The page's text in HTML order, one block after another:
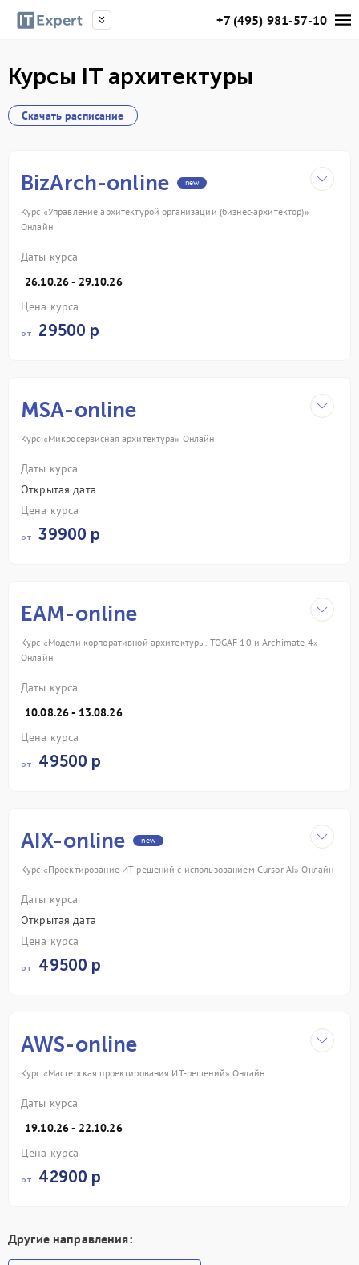
+7 (495) 981-57-10
Курсы IT архитектуры
Скачать расписание
BizArch-online new
Курс «Управление архитектурой организации (бизнес-архитектор)»
Онлайн
Даты курса
26.10.26 - 29.10.26
Цена курса
от 29500 р
MSA-online
Курс «Микросервисная архитектура» Онлайн
Даты курса
Открытая дата
Цена курса
от 39900 р
EAM-online
Курс «Модели корпоративной архитектуры. TOGAF 10 и Archimate 4»
Онлайн
Даты курса
10.08.26 - 13.08.26
Цена курса
от 49500 р
AIX-online new
Курс «Проектирование ИТ-решений с использованием Cursor AI» Онлайн
Даты курса
Открытая дата
Цена курса
от 49500 р
AWS-online
Курс «Мастерская проектирования ИТ-решений» Онлайн
Даты курса
19.10.26 - 22.10.26
Цена курса
от 42900 р
Другие направления: